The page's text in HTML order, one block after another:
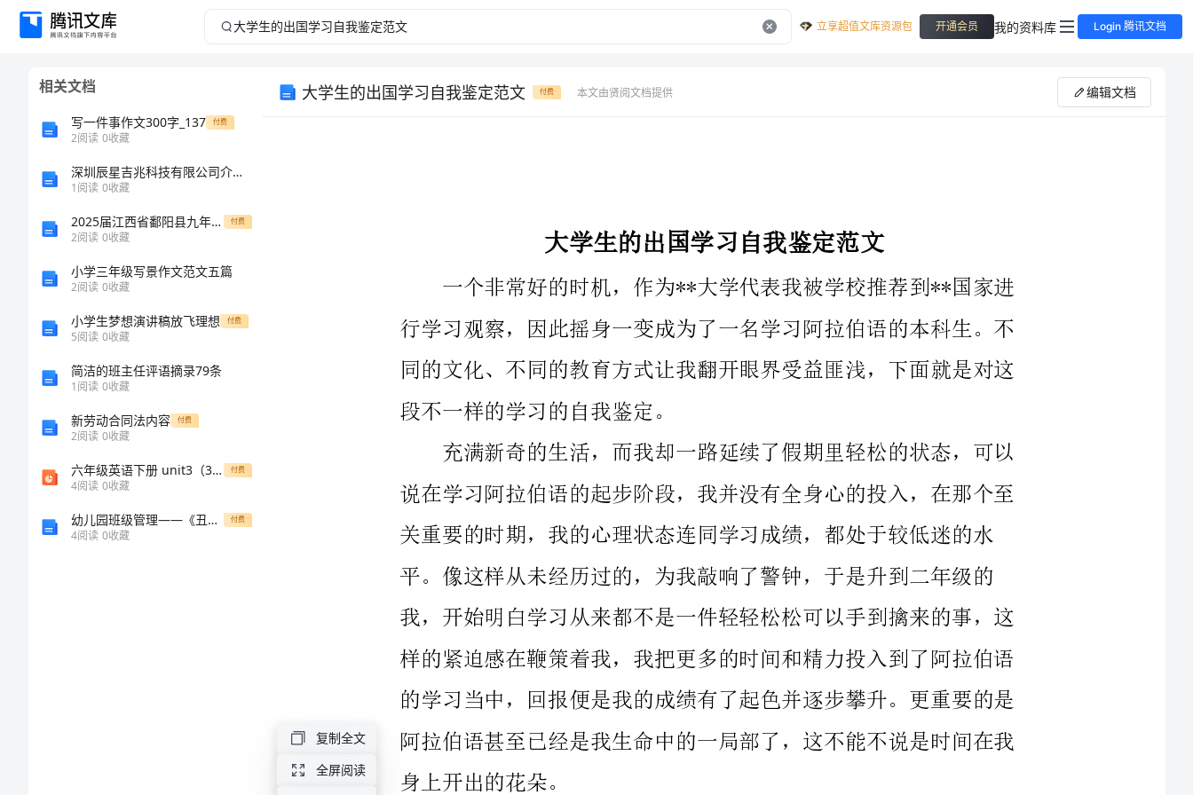
大
立享超值文库资源包 开通会员 我的资料库 Login 腾讯文档
相关文档
写一件事作文300字_137 付费
2阅读 0收藏
深圳辰星吉兆科技有限公司介绍企业发展分析报告
1阅读 0收藏
2025届江西省鄱阳县九年级中考一模化学经典模拟试题含解析 付费
2阅读 0收藏
小学三年级写景作文范文五篇
2阅读 0收藏
小学生梦想演讲稿放飞理想 付费
5阅读 0收藏
简洁的班主任评语摘录79条
1阅读 0收藏
新劳动合同法内容 付费
2阅读 0收藏
六年级英语下册 unit3（3）课件 苏教牛津版(1) 付费
4阅读 0收藏
幼儿园班级管理——《丑小鸭》教案设计二 付费
4阅读 0收藏
大学生的出国学习自我鉴定范文 付费 本文由贤阅文档提供 编辑文档
系列的校外实践活动告诉我：你是一座桥梁，你是一扇大门……我
在做的是一件多么有意义的事情！
行学习观察，因此摇身一变成为了一名学习阿拉伯语的本科生。不
同的文化、不同的教育方式让我翻开眼界受益匪浅，下面就是对这
说在学习阿拉伯语的起步阶段，我并没有全身心的投入，在那个至
平。像这样从未经历过的，为我敲响了警钟，于是升到二年级的
我，开始明白学习从来都不是一件轻轻松松可以手到擒来的事，这
的学习当中，回报便是我的成绩有了起色并逐步攀升。更重要的是
阿拉伯语甚至已经是我生命中的一局部了，这不能不说是时间在我
身上开出的花朵。
复制全文
全屏阅读